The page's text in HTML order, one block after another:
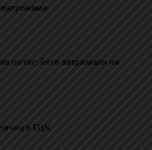
патронами
потяг: його затримали на
з ТЦК